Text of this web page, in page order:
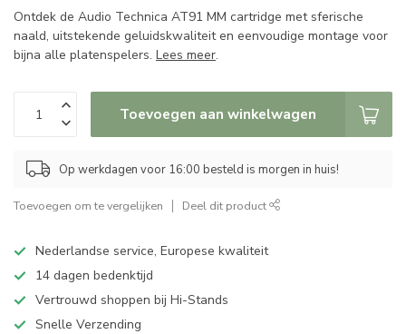
Ontdek de Audio Technica AT91 MM cartridge met sferische
naald, uitstekende geluidskwaliteit en eenvoudige montage voor
bijna alle platenspelers. Lees meer.
Toevoegen aan winkelwagen
Op werkdagen voor 16:00 besteld is morgen in huis!
Toevoegen om te vergelijken Deel dit product
Nederlandse service, Europese kwaliteit
14 dagen bedenktijd
Vertrouwd shoppen bij Hi-Stands
Snelle Verzending